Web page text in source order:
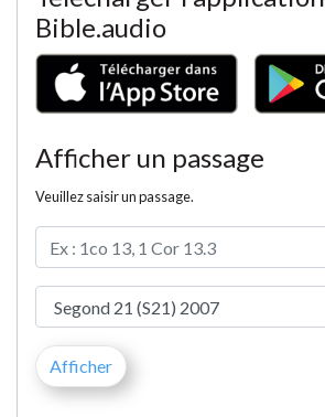
Bible.audio
Afficher un passage
Veuillez saisir un passage.